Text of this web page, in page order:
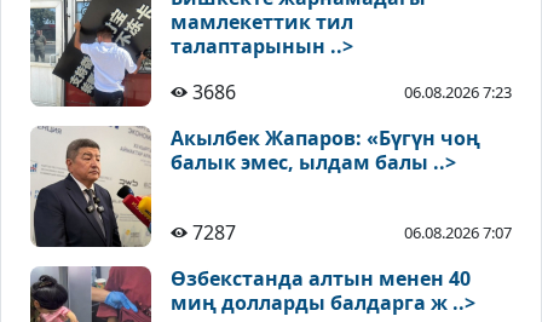
мамлекеттик тил
талаптарынын ..>
3686
06.08.2026 7:23
Акылбек Жапаров: «Бүгүн чоң
балык эмес, ылдам балы ..>
7287 06.08.2026 7:07
Өзбекстанда алтын менен 40
миң долларды балдарга ж ..>